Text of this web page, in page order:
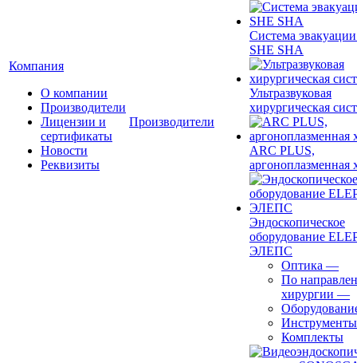
Компания
О компании
Производители
Лицензии и
сертификаты
Новости
Реквизиты
Производители
Система
SHE SHA
Ультразвуковая
хирургическая
ARC PLUS,
аргоноплазменная
Эндоскопическое
оборудование
ЭЛЕПС
Оптика —
По
хирургии —
Инструменты
Комплекты